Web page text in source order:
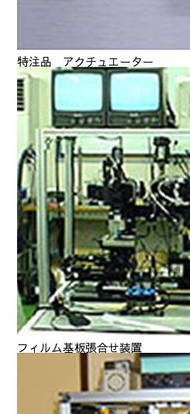
特注品 アクチュエーター
フィルム基板張合せ装置